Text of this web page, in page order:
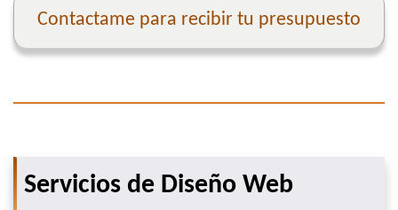
Contactame para recibir tu presupuesto
Servicios de Diseño Web